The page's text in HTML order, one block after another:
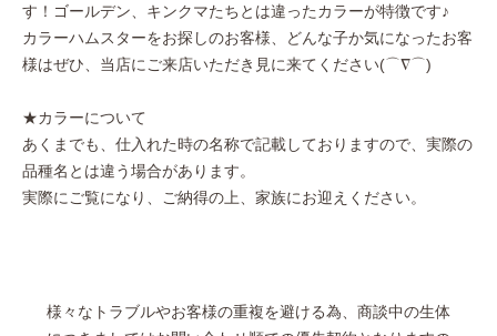
す！ゴールデン、キンクマたちとは違ったカラーが特徴です♪
カラーハムスターをお探しのお客様、どんな子か気になったお客
様はぜひ、当店にご来店いただき見に来てください(⌒∇⌒)
★カラーについて
あくまでも、仕入れた時の名称で記載しておりますので、実際の
品種名とは違う場合があります。
実際にご覧になり、ご納得の上、家族にお迎えください。
様々なトラブルやお客様の重複を避ける為、商談中の生体